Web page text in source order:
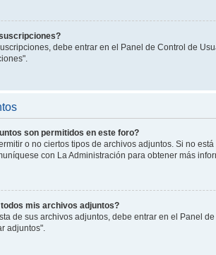
debe entrar en el Panel de Control de
son permitidos en este foro?
o no ciertos tipos de archivos adjuntos. Si no
con La Administración para obtener más
mis archivos adjuntos?
de sus archivos adjuntos, debe entrar en el Panel
adjuntos".